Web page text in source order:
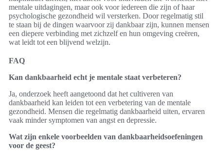
mentale uitdagingen, maar ook voor iedereen die zijn of haar
psychologische gezondheid wil versterken. Door regelmatig stil
te staan bij de dingen waarvoor zij dankbaar zijn, kunnen mensen
een diepere verbinding met zichzelf en hun omgeving creëren,
wat leidt tot een blijvend welzijn.
FAQ
Kan dankbaarheid echt je mentale staat verbeteren?
Ja, onderzoek heeft aangetoond dat het cultiveren van
dankbaarheid kan leiden tot een verbetering van de mentale
gezondheid. Mensen die regelmatig dankbaarheid uiten, ervaren
vaak minder symptomen van angst en depressie.
Wat zijn enkele voorbeelden van dankbaarheidsoefeningen
voor de geest?